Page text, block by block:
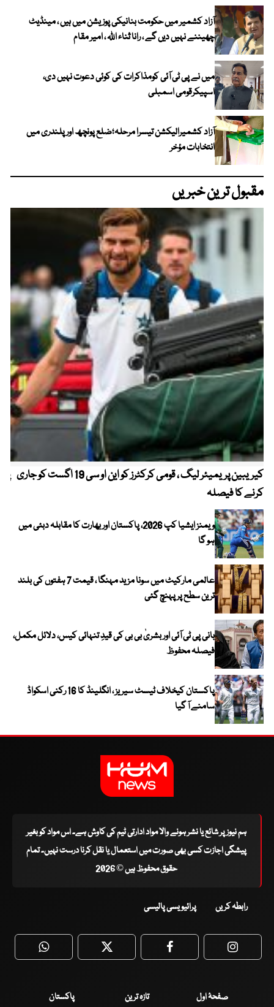
آزاد کشمیر میں حکومت بنانیکی پوزیشن میں ہیں ، مینڈیٹ
چھیننے نہیں دیں گے ، رانا ثناء اللہ ، امیر مقام
میں نے پی ٹی آئی کومذاکرات کی کوئی دعوت نہیں دی،
اسپیکرقومی اسمبلی
آزاد کشمیرالیکشن تیسرا مرحلہ؛ضلع پونچھ اور پلندری میں
انتخابات مؤخر
مقبول ترین خبریں
کیریبین پریمیئر لیگ ، قومی کرکٹرز کو این او سی 19 اگست کو جاری
کرنے کا فیصلہ
ویمنز ایشیا کپ 2026، پاکستان اور بھارت کا مقابلہ دبئی میں
ہو گا
عالمی مارکیٹ میں سونا مزید مہنگا ، قیمت 7 ہفتوں کی بلند
ترین سطح پر پہنچ گئی
بانی پی ٹی آئی اور بشریٰ بی بی کی قیدِ تنہائی کیس، دلائل مکمل،
فیصلہ محفوظ
پاکستان کیخلاف ٹیسٹ سیریز ، انگلینڈ کا 16 رکنی اسکواڈ
سامنے آ گیا
ہم نیوز پر شائع یا نشر ہونے والا مواد ادارتی ٹیم کی کاوش ہے۔ اس مواد کو بغیر
پیشگی اجازت کسی بھی صورت میں استعمال یا نقل کرنا درست نہیں۔ تمام
حقوق محفوظ ہیں © 2026
رابطہ کریں پرائیویسی پالیسی
WhatsApp Twitter Facebook
صفحۂ اول تازہ ترین پاکستان